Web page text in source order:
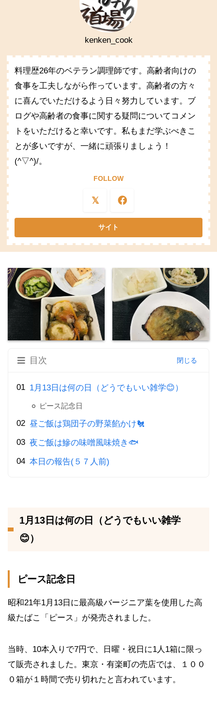
kenken_cook
料理歴26年のベテラン調理師です。高齢者向けの
食事を工夫しながら作っています。高齢者の方々
に喜んでいただけるよう日々努力しています。ブ
ログや高齢者の食事に関する疑問についてコメン
トをいただけると幸いです。私もまだ学ぶべきこ
とが多いですが、一緒に頑張りましょう！
(^▽^)/。
FOLLOW
目次
1月13日は何の日（どうでもいい雑学😊）
ピース記念日
昼ご飯は鶏団子の野菜餡かけ🐔
夜ご飯は鰺の味噌風味焼き🐟
本日の報告(５７人前)
1月13日は何の日（どうでもいい雑学
😊）
ピース記念日
昭和21年1月13日に最高級バージニア葉を使用した高
級たばこ「ピース」が発売されました。
当時、10本入りで7円で、日曜・祝日に1人1箱に限っ
て販売されました。東京・有楽町の売店では、１００
０箱が１時間で売り切れたと言われています。